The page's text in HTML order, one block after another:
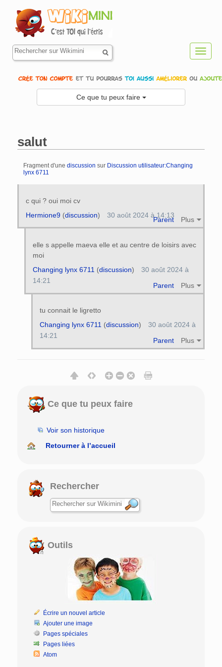
Ce que tu peux faire
salut
Fragment d'une discussion sur Discussion utilisateur:Changing
lynx 6711
c qui ? oui moi cv
Parent Plus
Hermione9(discussion) 30 août 2024 à 14:13
elle s appelle maeva elle et au centre de loisirs avec
moi
Parent Plus
Changing lynx 6711 (discussion)
30 août 2024 à
14:21
tu connait le ligretto
Parent Plus
Changing lynx 6711(discussion)
30 août 2024 à
14:21
Ce que tu peux faire
Voir son historique
Retourner à l’accueil
Rechercher
Outils
Écrire un nouvel article
Ajouter une image
Pages spéciales
Pages liées
Atom